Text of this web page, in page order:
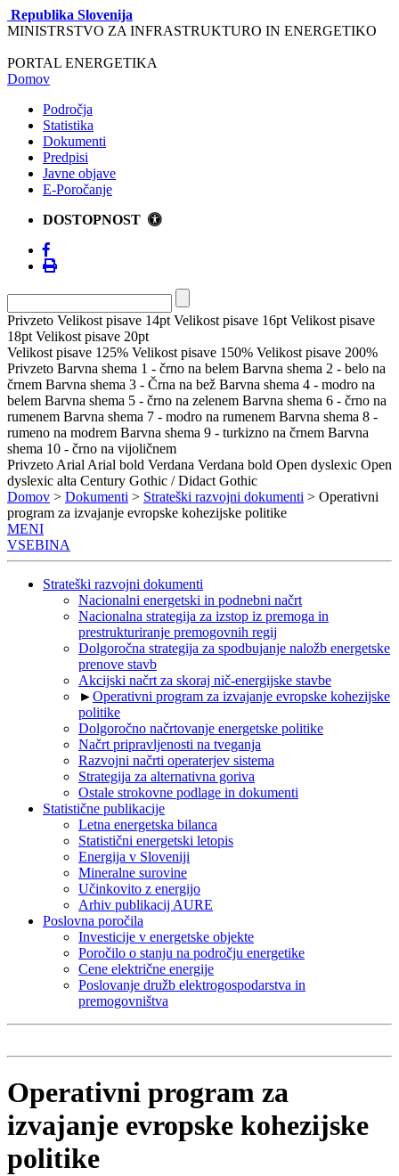
Republika Slovenija
MINISTRSTVO ZA INFRASTRUKTURO IN ENERGETIKO
PORTAL ENERGETIKA
Domov
Področja
Statistika
Dokumenti
Predpisi
Javne objave
E-Poročanje
DOSTOPNOST
Privzeto Velikost pisave 14pt Velikost pisave 16pt Velikost pisave
18pt Velikost pisave 20pt
Velikost pisave 125% Velikost pisave 150% Velikost pisave 200%
Privzeto Barvna shema 1 - črno na belem Barvna shema 2 - belo na
črnem Barvna shema 3 - Črna na bež Barvna shema 4 - modro na
belem Barvna shema 5 - črno na zelenem Barvna shema 6 - črno na
rumenem Barvna shema 7 - modro na rumenem Barvna shema 8 -
rumeno na modrem Barvna shema 9 - turkizno na črnem Barvna
shema 10 - črno na vijoličnem
Privzeto Arial Arial bold Verdana Verdana bold Open dyslexic Open
dyslexic alta Century Gothic / Didact Gothic
Domov > Dokumenti > Strateški razvojni dokumenti > Operativni
program za izvajanje evropske kohezijske politike
MENI
VSEBINA
Strateški razvojni dokumenti
Nacionalni energetski in podnebni načrt
Nacionalna strategija za izstop iz premoga in
prestrukturiranje premogovnih regij
Dolgoročna strategija za spodbujanje naložb energetske
prenove stavb
Akcijski načrt za skoraj nič-energijske stavbe
►Operativni program za izvajanje evropske kohezijske
politike
Dolgoročno načrtovanje energetske politike
Načrt pripravljenosti na tveganja
Razvojni načrti operaterjev sistema
Strategija za alternativna goriva
Ostale strokovne podlage in dokumenti
Statistične publikacije
Letna energetska bilanca
Statistični energetski letopis
Energija v Sloveniji
Mineralne surovine
Učinkovito z energijo
Arhiv publikacij AURE
Poslovna poročila
Investicije v energetske objekte
Poročilo o stanju na področju energetike
Cene električne energije
Poslovanje družb elektrogospodarstva in
premogovništva
Operativni program za
izvajanje evropske kohezijske
politike